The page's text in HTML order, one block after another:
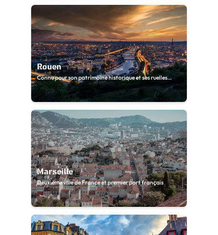
Rouen
Connu pour son patrimoine historique et ses ruelles
pavées
Marseille
Deuxième ville de France et premier port français